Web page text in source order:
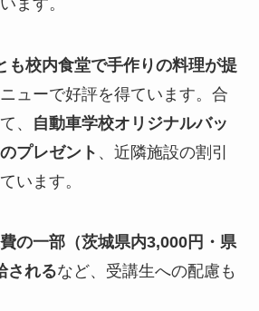
も校内食堂で手作りの料理が提
ューで好評を得ています。合
、
自動車学校オリジナルバッ
プレゼント 、近隣施設の割引
います。
の一部（茨城県内3,000円・県
されるなど、受講生への配慮も